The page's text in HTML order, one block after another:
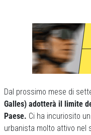
Dal prossimo mese di
Galles) adotterà il limite
Paese. Ci ha incuriosito
urbanista molto attivo nel